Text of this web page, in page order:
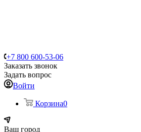
+7 800 600-53-06
Заказать звонок
Задать вопрос
Войти
Корзина0
Ваш город